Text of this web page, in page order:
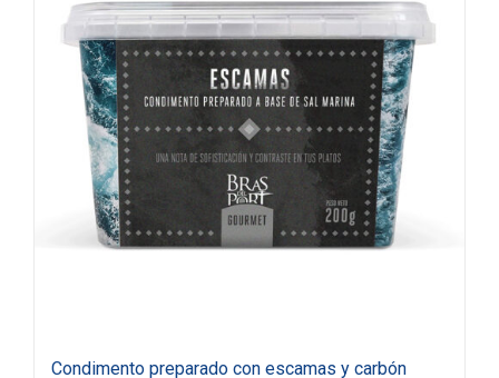
Condimento preparado con escamas y carbón